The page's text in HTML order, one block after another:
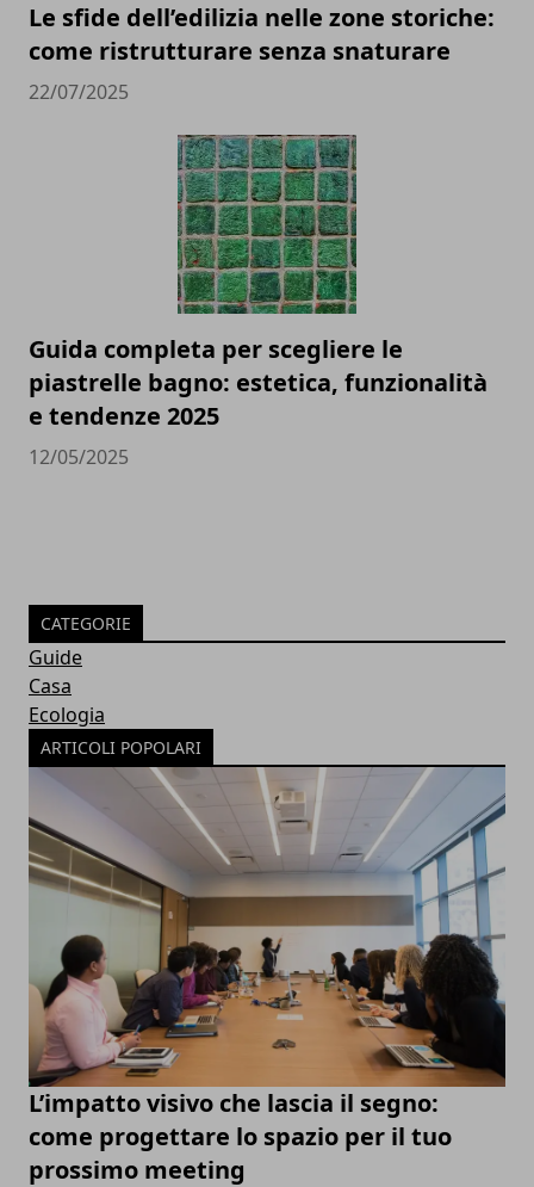
Le sfide dell’edilizia nelle zone storiche:
come ristrutturare senza snaturare
22/07/2025
Guida completa per scegliere le
piastrelle bagno: estetica, funzionalità
e tendenze 2025
12/05/2025
CATEGORIE
Guide
Casa
Ecologia
ARTICOLI POPOLARI
L’impatto visivo che lascia il segno:
come progettare lo spazio per il tuo
prossimo meeting